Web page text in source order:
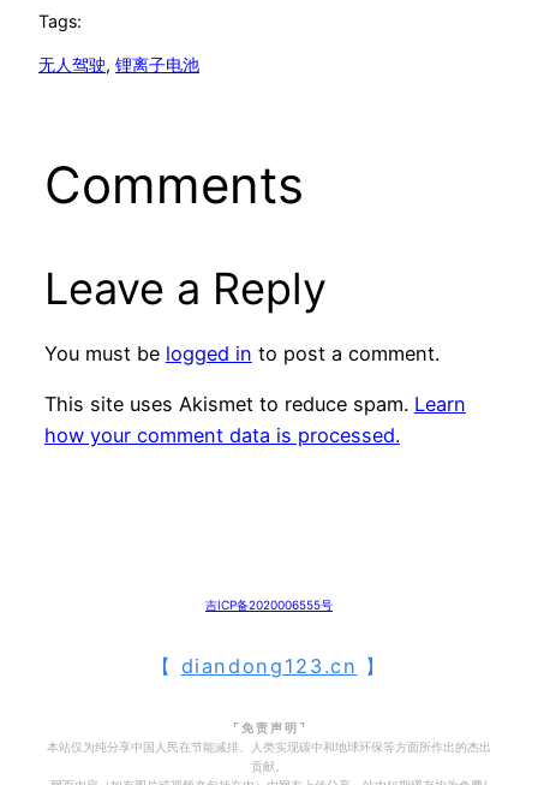
Tags:
无人驾驶, 锂离子电池
Comments
Leave a Reply
You must be logged in to post a comment.
This site uses Akismet to reduce spam. Learn
how your comment data is processed.
吉ICP备2020006555号
【 diandong123.cn 】
⌜ 免 责 声 明 ⌝
本站仅为纯分享中国人民在节能减排、人类实现碳中和地球环保等方面所作出的杰出
贡献。